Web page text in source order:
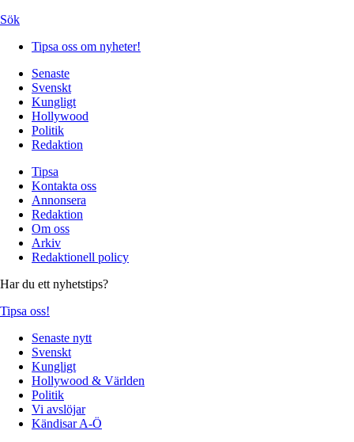
Sök
Tipsa oss om nyheter!
Senaste
Svenskt
Kungligt
Hollywood
Politik
Redaktion
Tipsa
Kontakta oss
Annonsera
Redaktion
Om oss
Arkiv
Redaktionell policy
Har du ett nyhetstips?
Tipsa oss!
Senaste nytt
Svenskt
Kungligt
Hollywood & Världen
Politik
Vi avslöjar
Kändisar A-Ö